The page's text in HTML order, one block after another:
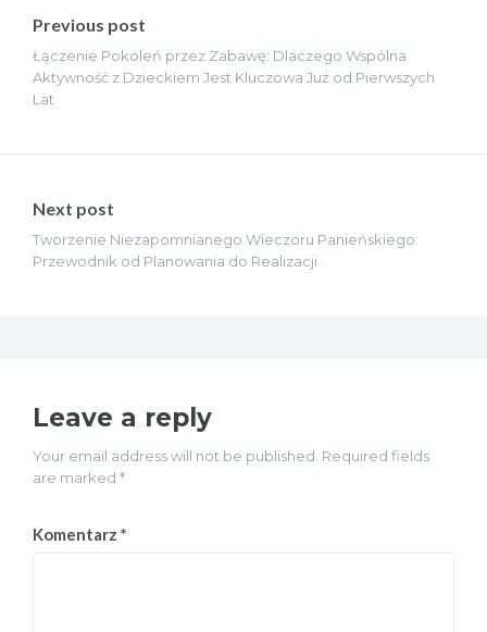
wpisu
Previous post
Łączenie Pokoleń przez Zabawę: Dlaczego Wspólna
Aktywność z Dzieckiem Jest Kluczowa Już od Pierwszych
Lat
Next post
Tworzenie Niezapomnianego Wieczoru Panieńskiego:
Przewodnik od Planowania do Realizacji
Leave a reply
Your email address will not be published. Required fields
are marked *
Komentarz *